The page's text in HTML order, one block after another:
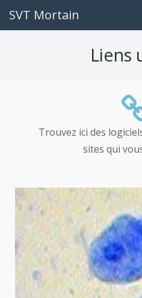
SVT Mortain
Liens utiles
Ce que vous êtes devenus
Liens
Trouvez ici des
sites qui